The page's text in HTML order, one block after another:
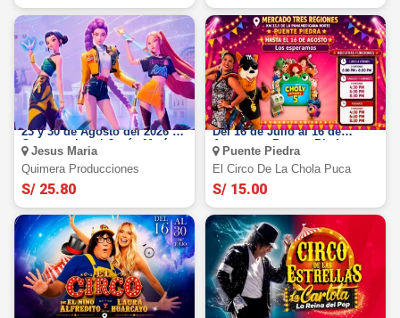
Guerreras Kpop: El 2, 9, 16,
23 y 30 de Agosto del 2026 .
Centro cultural-Jesús María
Jesus Maria
Quimera Producciones
S/ 25.80
Circo de la Chola Puca 2026:
Del 16 de Julio al 16 de
Agosto en Puente Piedra
Puente Piedra
El Circo De La Chola Puca
S/ 15.00